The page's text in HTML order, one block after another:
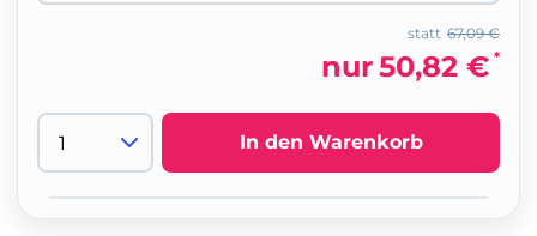
67,09 €
statt
nur50,82 € *
In den Warenkorb